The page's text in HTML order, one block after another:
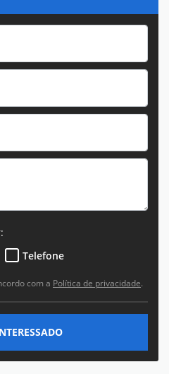
Telefone
com a Política de privacidade.